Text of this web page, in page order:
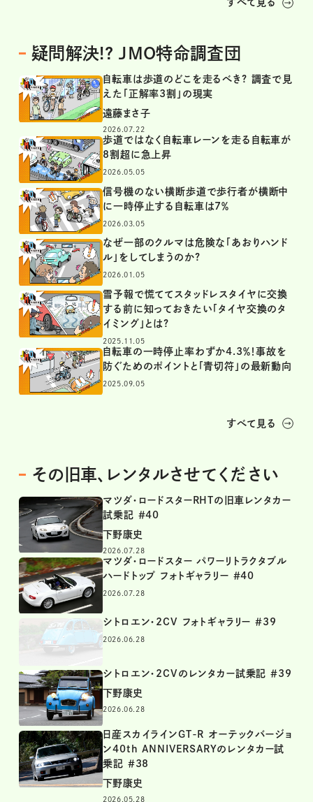
すべて見る
疑問解決!? JMO特命調査団
自転車は歩道のどこを走るべき? 調査で見
えた「正解率3割」の現実
遠藤まさ子
2026.07.22
歩道ではなく自転車レーンを走る自転車が
8割超に急上昇
2026.05.05
信号機のない横断歩道で歩行者が横断中
に一時停止する自転車は7％
2026.03.05
なぜ一部のクルマは危険な「あおりハンド
ル」をしてしまうのか?
2026.01.05
雪予報で慌ててスタッドレスタイヤに交換
する前に知っておきたい「タイヤ交換のタ
イミング」とは?
2025.11.05
自転車の一時停止率わずか4.3％！事故を
防ぐためのポイントと「青切符」の最新動向
2025.09.05
すべて見る
その旧車、レンタルさせてください
マツダ・ロードスターRHTの旧車レンタカー
試乗記 ＃40
下野康史
2026.07.28
マツダ・ロードスター パワーリトラクタブル
ハードトップ フォトギャラリー ＃40
2026.07.28
シトロエン・2CV フォトギャラリー ＃39
2026.06.28
シトロエン・2CVのレンタカー試乗記 ＃39
下野康史
2026.06.28
日産スカイラインGT-R オーテックバージョ
ン40th ANNIVERSARYのレンタカー試
乗記 ＃38
下野康史
2026.05.28